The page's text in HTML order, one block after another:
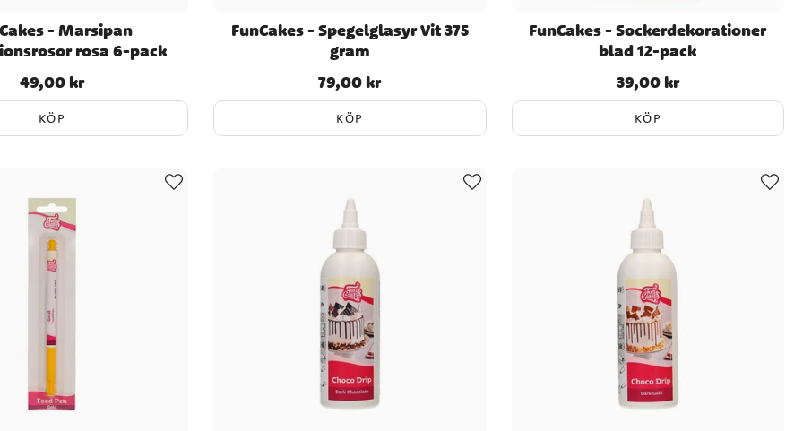
- Marsipan
rosa 6-pack
Pris:49,00 kr
49,00 kr
KÖP
FunCakes - Spegelglasyr Vit 375
gram
Pris:79,00 kr
79,00 kr
KÖP
FunCakes - Sockerdekorationer
blad 12-pack
Pris:39,00 kr
39,00 kr
KÖP